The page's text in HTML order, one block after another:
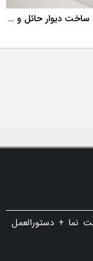
گلفوژ؛ راهکاری هوشمند برای پایدارسازی ترانشه، ساخت دیوار حائل و زیباسازی شهری
+ دستورالعمل